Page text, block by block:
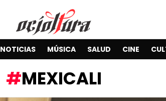
NOTICIAS MÚSICA SALUD CINE
MEXICALI